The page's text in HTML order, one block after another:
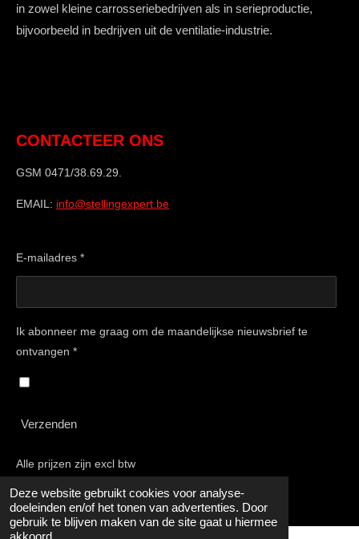
Deze website gebruikt cookies voor analyse-
doeleinden en/of het tonen van advertenties. Door
gebruik te blijven maken van de site gaat u hiermee
akkoord.
in zowel kleine carrosseriebedrijven als in serieproductie,
bijvoorbeeld in bedrijven uit de ventilatie-industrie.
CONTACTEER ONS
GSM 0471/38.69.29.
EMAIL: info@stellingexpert.be
E-mailadres *
Ik abonneer me graag om de maandelijkse nieuwsbrief te
ontvangen *
Verzenden
Alle prijzen zijn excl btw